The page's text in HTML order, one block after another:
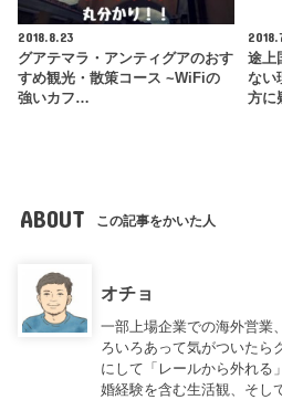
2018.8.23
グアテマラ・アンティグアのおす
すめ観光・散策コース ~WiFiの
強いカフ…
途上
ない
方に
ABOUT この記事をかいた人
オチョ
一部上場企業での海外営業
ろいろあって気がついたら
にして「レールから外れる
婚経験を含む生活観、そし